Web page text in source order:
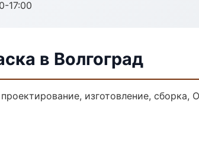
17:00
в Волгоград
изготовление,